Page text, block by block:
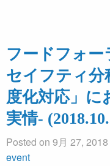
フードフォー
セイフティ分
度化対応」に
実情-
Posted on 9月 27,
event